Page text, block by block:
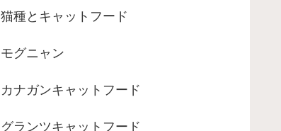
猫種とキャットフード
モグニャン
カナガンキャットフード
グランツキャットフード